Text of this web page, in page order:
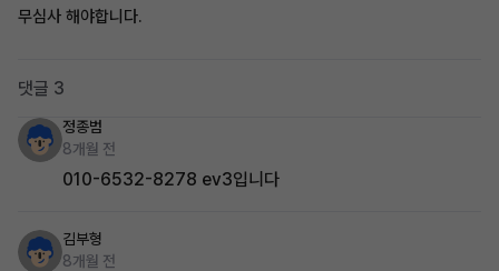
무심사 해야합니다.
댓글 3
정종범
8개월 전
010-6532-8278 ev3입니다
김부형
8개월 전